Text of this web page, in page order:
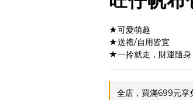
★可愛萌趣
★送禮/自用皆宜
★一拎就走，財運隨身
全店，買滿699元享